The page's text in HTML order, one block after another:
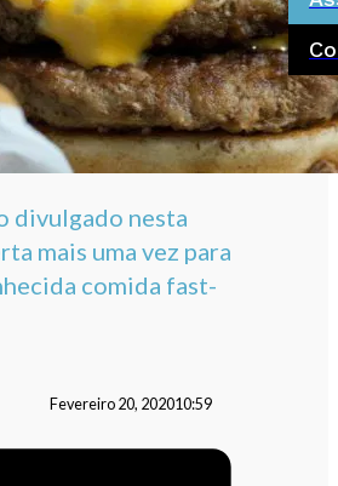
divulgado nesta
mais uma vez para
comida fast-
Fevereiro 20, 202010:59